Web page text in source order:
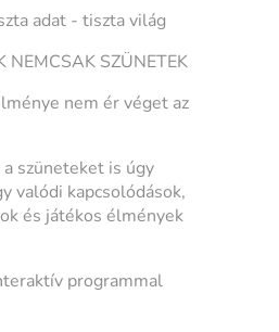
adat - tiszta világ
NEMCSAK SZÜNETEK
nem ér véget az
szüneteket is úgy
valódi kapcsolódások,
és játékos élmények
programmal